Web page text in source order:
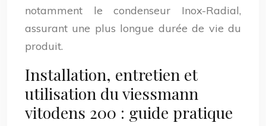
notamment le condenseur Inox-Radial,
assurant une plus longue durée de vie du
produit.
Installation, entretien et
utilisation du viessmann
vitodens 200 : guide pratique